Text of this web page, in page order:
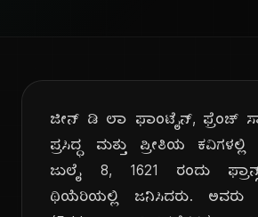
ಜೀನ್ ಡಿ ಲಾ ಫಾಂಟೈನ್, ಫ್ರೆಂಚ್
ಪ್ರಸಿದ್ಧ ಮತ್ತು ಪ್ರೀತಿಯ ಕವಿಗಳಲ್ಲಿ
ಜುಲೈ 8, 1621 ರಂದು
ಥಿಯೆರಿಯಲ್ಲಿ ಜನಿಸಿದರು. ಅವರು